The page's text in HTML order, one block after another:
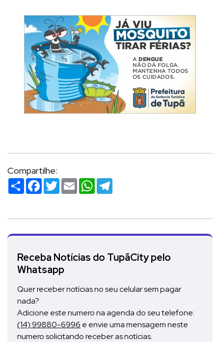
Compartilhe:
Compartilhar
Facebook
TwitterEmailWhatsApp
Receba Notícias do TupãCity pelo
Whatsapp
Quer receber notícias no seu celular sem pagar
nada?
Adicione este numero na agenda do seu telefone:
(14) 99880-6996 e envie uma mensagem neste
numero solicitando receber as notícias.